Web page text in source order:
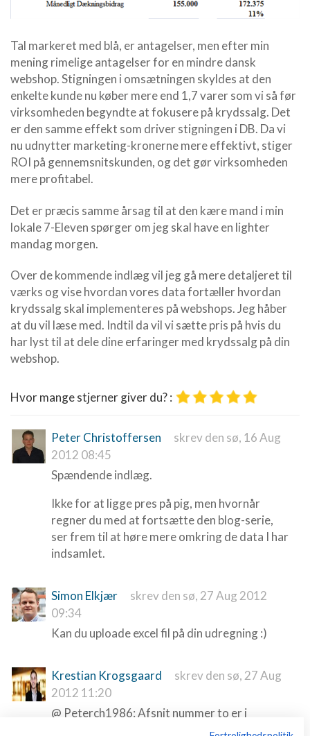
Tal markeret med blå, er antagelser, men efter min
mening rimelige antagelser for en mindre dansk
webshop. Stigningen i omsætningen skyldes at den
enkelte kunde nu køber mere end 1,7 varer som vi så før
virksomheden begyndte at fokusere på krydssalg. Det
er den samme effekt som driver stigningen i DB. Da vi
nu udnytter marketing-kronerne mere effektivt, stiger
ROI på gennemsnitskunden, og det gør virksomheden
mere profitabel.
Det er præcis samme årsag til at den kære mand i min
lokale 7-Eleven spørger om jeg skal have en lighter
mandag morgen.
Over de kommende indlæg vil jeg gå mere detaljeret til
værks og vise hvordan vores data fortæller hvordan
krydssalg skal implementeres på webshops. Jeg håber
at du vil læse med. Indtil da vil vi sætte pris på hvis du
har lyst til at dele dine erfaringer med krydssalg på din
webshop.
Hvor mange stjerner giver du? :
Peter Christoffersen
skrev den sø, 16 Aug
2012 08:45
Spændende indlæg.
Ikke for at ligge pres på pig, men hvornår
regner du med at fortsætte den blog-serie,
ser frem til at høre mere omkring de data I har
indsamlet.
Simon Elkjær
skrev den sø, 27 Aug 2012
09:34
Kan du uploade excel fil på din udregning :)
Krestian Krogsgaard
skrev den sø, 27 Aug
2012 11:20
@ Peterch1986: Afsnit nummer to er i
støbeskeen, men jeg fik lige pludselig lidt